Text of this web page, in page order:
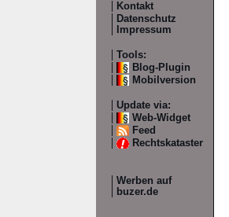
Kontakt
Datenschutz
Impressum
Tools:
Blog-Plugin
Mobilversion
Update via:
Web-Widget
Feed
Rechtskataster
Werben auf
buzer.de